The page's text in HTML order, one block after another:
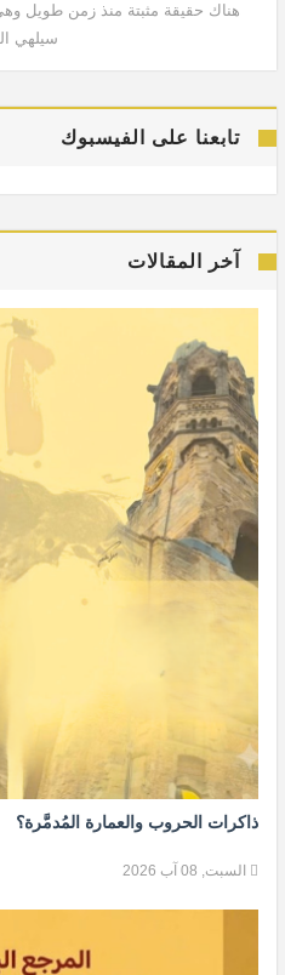
هناك حقيقة مثبتة منذ زمن طويل
سيلهي
تابعنا على الفيسبوك
آخر المقالات
ذاكرات الحروب والعمارة المُدمَّرة؟
السبت, 08 آب 2026